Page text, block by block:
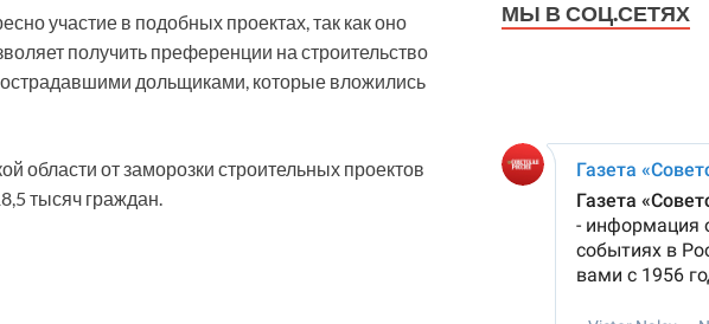
участие в подобных проектах, так как оно
получить преференции на строительство
дольщиками, которые вложились
области от заморозки строительных проектов
тысяч граждан.
МЫ В СОЦ.СЕТЯХ